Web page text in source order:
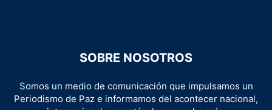
SOBRE NOSOTROS
Somos un medio de comunicación que impulsamos un
Periodismo de Paz e informamos del acontecer nacional,